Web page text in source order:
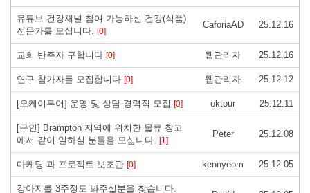
유튜브 건강채널 참여 가능하신 건강(식품)
전문가를 모십니다. [0]
CaforiaAD 25.12.16
교회 반주자 구합니다 [0] 웹관리자 25.12.16
연구 참가자를 모집합니다 [0] 웹관리자 25.12.12
[오케이투어] 운영 및 상담 경력직 모집 [0] oktour 25.12.11
[구인] Brampton 지역에 위치한 물류 창고
에서 같이 일하실 분들을 모십니다. [1]
Peter 25.12.08
마케팅 과 프로젝트 보조관 [0] kennyeom 25.12.05
강아지를 3주정도 봐주실분을 찾습니다.